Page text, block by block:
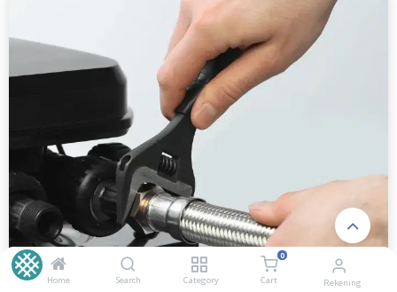
Home Search Category
0
Cart Rekening